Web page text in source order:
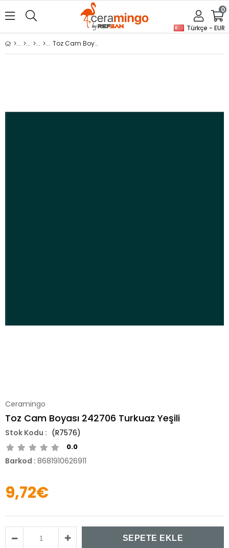
Türkçe - EUR
0
Toz Cam Boyası 242706 Turkuaz Yeşili
Ceramingo
Toz Cam Boyası 242706 Turkuaz Yeşili
(R7576)
0.0
Barkod : 8681910626911
9,72€